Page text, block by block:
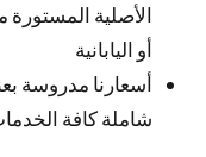
الأصلية المستورة
أو اليابانية
أسعارنا مدروسة
شاملة كافة